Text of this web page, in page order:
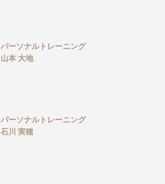
パーソナルトレーニング
山本 大地
パーソナルトレーニング
石川 実穂